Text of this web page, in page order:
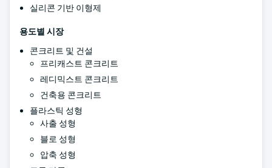
실리콘 기반 이형제
용도별 시장
콘크리트 및 건설
프리캐스트 콘크리트
레디믹스트 콘크리트
건축용 콘크리트
플라스틱 성형
사출 성형
블로 성형
압축 성형